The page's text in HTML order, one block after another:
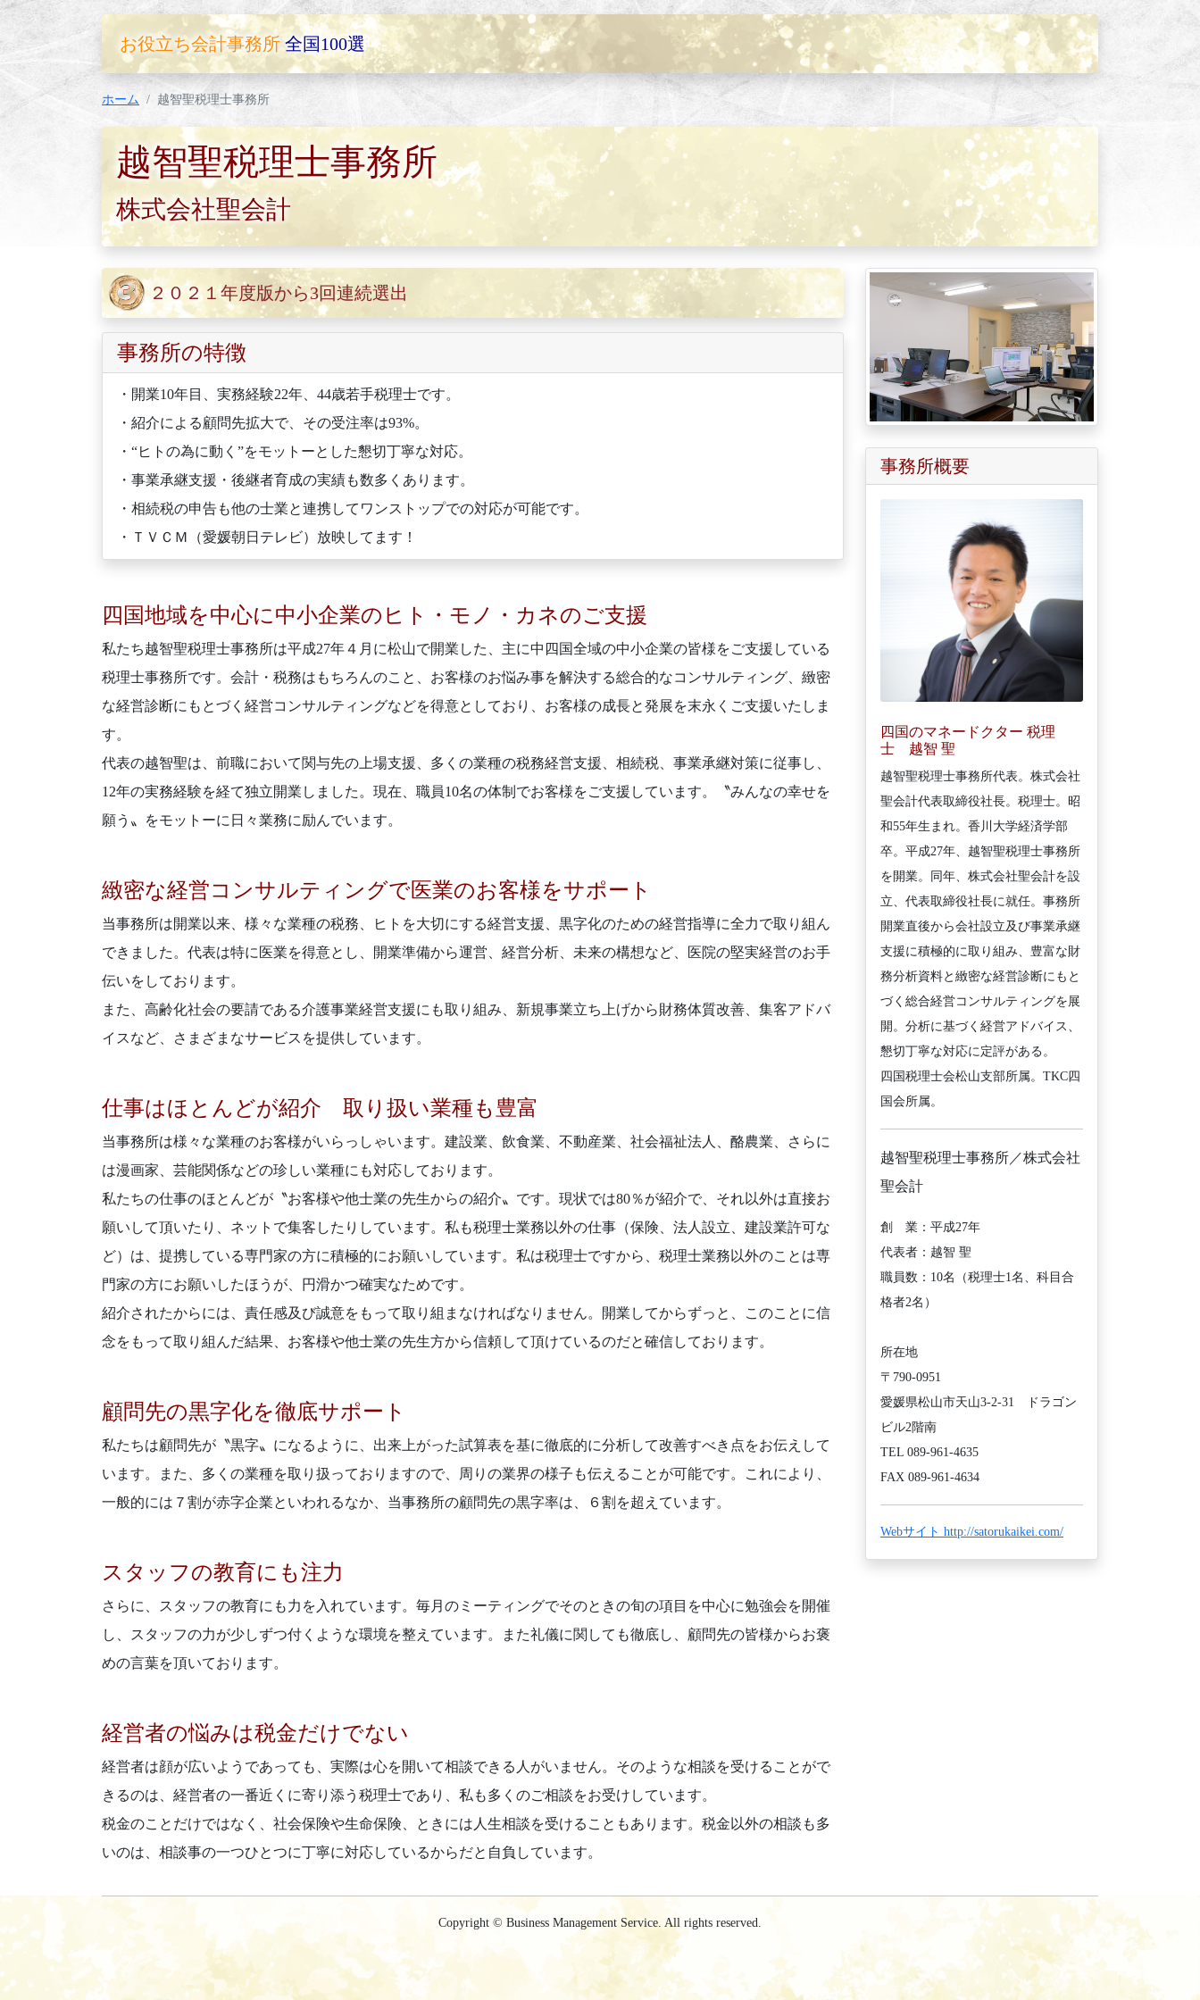
お役立ち会計事務所 全国100選
ホーム 越智聖税理士事務所
越智聖税理士事務所
株式会社聖会計
２０２１年度版から3回連続選出
事務所の特徴
・開業10年目、実務経験22年、44歳若手税理士です。
・紹介による顧問先拡大で、その受注率は93%。
・“ヒトの為に動く”をモットーとした懇切丁寧な対応。
・事業承継支援・後継者育成の実績も数多くあります。
・相続税の申告も他の士業と連携してワンストップでの対応が可能です。
・ＴＶＣＭ（愛媛朝日テレビ）放映してます！
四国地域を中心に中小企業のヒト・モノ・カネのご支援
私たち越智聖税理士事務所は平成27年４月に松山で開業した、主に中四国全域の中小企業の皆様をご支援している
税理士事務所です。会計・税務はもちろんのこと、お客様のお悩み事を解決する総合的なコンサルティング、緻密
な経営診断にもとづく経営コンサルティングなどを得意としており、お客様の成長と発展を末永くご支援いたしま
す。
代表の越智聖は、前職において関与先の上場支援、多くの業種の税務経営支援、相続税、事業承継対策に従事し、
12年の実務経験を経て独立開業しました。現在、職員10名の体制でお客様をご支援しています。〝みんなの幸せを
願う〟をモットーに日々業務に励んでいます。
緻密な経営コンサルティングで医業のお客様をサポート
当事務所は開業以来、様々な業種の税務、ヒトを大切にする経営支援、黒字化のための経営指導に全力で取り組ん
できました。代表は特に医業を得意とし、開業準備から運営、経営分析、未来の構想など、医院の堅実経営のお手
伝いをしております。
また、高齢化社会の要請である介護事業経営支援にも取り組み、新規事業立ち上げから財務体質改善、集客アドバ
イスなど、さまざまなサービスを提供しています。
仕事はほとんどが紹介 取り扱い業種も豊富
当事務所は様々な業種のお客様がいらっしゃいます。建設業、飲食業、不動産業、社会福祉法人、酪農業、さらに
は漫画家、芸能関係などの珍しい業種にも対応しております。
私たちの仕事のほとんどが〝お客様や他士業の先生からの紹介〟です。現状では80％が紹介で、それ以外は直接お
願いして頂いたり、ネットで集客したりしています。私も税理士業務以外の仕事（保険、法人設立、建設業許可な
ど）は、提携している専門家の方に積極的にお願いしています。私は税理士ですから、税理士業務以外のことは専
門家の方にお願いしたほうが、円滑かつ確実なためです。
紹介されたからには、責任感及び誠意をもって取り組まなければなりません。開業してからずっと、このことに信
念をもって取り組んだ結果、お客様や他士業の先生方から信頼して頂けているのだと確信しております。
顧問先の黒字化を徹底サポート
私たちは顧問先が〝黒字〟になるように、出来上がった試算表を基に徹底的に分析して改善すべき点をお伝えして
います。また、多くの業種を取り扱っておりますので、周りの業界の様子も伝えることが可能です。これにより、
一般的には７割が赤字企業といわれるなか、当事務所の顧問先の黒字率は、６割を超えています。
スタッフの教育にも注力
さらに、スタッフの教育にも力を入れています。毎月のミーティングでそのときの旬の項目を中心に勉強会を開催
し、スタッフの力が少しずつ付くような環境を整えています。また礼儀に関しても徹底し、顧問先の皆様からお褒
めの言葉を頂いております。
経営者の悩みは税金だけでない
経営者は顔が広いようであっても、実際は心を開いて相談できる人がいません。そのような相談を受けることがで
きるのは、経営者の一番近くに寄り添う税理士であり、私も多くのご相談をお受けしています。
税金のことだけではなく、社会保険や生命保険、ときには人生相談を受けることもあります。税金以外の相談も多
いのは、相談事の一つひとつに丁寧に対応しているからだと自負しています。
事務所概要
四国のマネードクター 税理
士 越智 聖
越智聖税理士事務所代表。株式会社
聖会計代表取締役社長。税理士。昭
和55年生まれ。香川大学経済学部
卒。平成27年、越智聖税理士事務所
を開業。同年、株式会社聖会計を設
立、代表取締役社長に就任。事務所
開業直後から会社設立及び事業承継
支援に積極的に取り組み、豊富な財
務分析資料と緻密な経営診断にもと
づく総合経営コンサルティングを展
開。分析に基づく経営アドバイス、
懇切丁寧な対応に定評がある。
四国税理士会松山支部所属。TKC四
国会所属。
越智聖税理士事務所／株式会社
聖会計
創 業：平成27年
代表者：越智 聖
職員数：10名（税理士1名、科目合
格者2名）
所在地
〒790-0951
愛媛県松山市天山3-2-31 ドラゴン
ビル2階南
TEL 089-961-4635
FAX 089-961-4634
Webサイト http://satorukaikei.com/
Copyright © Business Management Service. All rights reserved.